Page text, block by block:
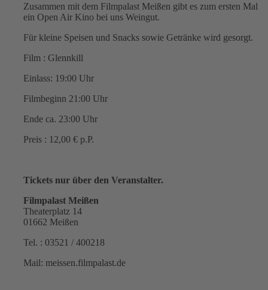
Zusammen mit dem Filmpalast Meißen gibt es zum ersten Mal
ein Open Air Kino bei uns Weingut.
Für kleine Speisen und Snacks sowie Getränke wird gesorgt.
Film : Glennkill
Einlass: 19:00 Uhr
Filmbeginn 21:00 Uhr
Ende ca. 23:00 Uhr
Preis : 12,00 € p.P.
Tickets nur über den Veranstalter.
Filmpalast Meißen
Theaterplatz 14
01662 Meißen
Tel. : 03521 / 400218
Mail: meissen.filmpalast.de